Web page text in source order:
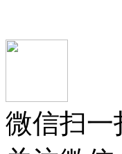
微信扫一